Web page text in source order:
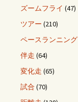
ズームフライ (47)
ツアー (210)
ペースランニング
伴走 (64)
変化走 (65)
試合 (70)